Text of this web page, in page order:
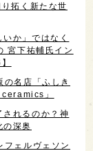
拓く新たな世
か」ではなく
宮下祐輔氏イン
名店「ふしき
」
れるのか？神
の深奥
ェルヴェソン